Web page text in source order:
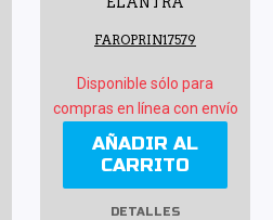
FAROPRIN17579
Disponible sólo para
compras en línea con envío
AÑADIR AL
CARRITO
DETALLES